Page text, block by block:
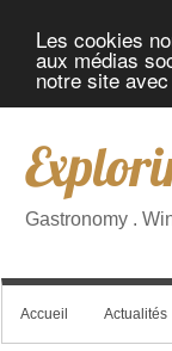
Les cookies
aux médias
notre site
Gastronomy .
Accueil Actualités